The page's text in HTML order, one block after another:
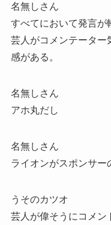
名無しさん
すべてにおいて発言が
芸人がコメンテーター
感がある。
名無しさん
アホ丸だし
名無しさん
ライオンがスポンサー
うそのカツオ
芸人が偉そうにコメン